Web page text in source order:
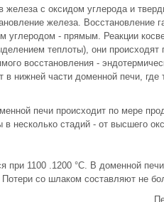
железа с оксидом углерода и
железа. Восстановление
углеродом - прямым. Реакции
теплоты), они происходят
восстановления -
нижней части доменной печи, где
печи происходит по мере
несколько стадий - от высшего
при 1100 .1200 °С. В доменной
со шлаком составляют не